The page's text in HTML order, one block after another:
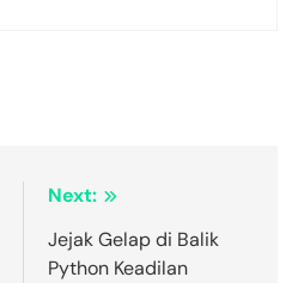
Next:
Jejak Gelap di Balik
Python Keadilan